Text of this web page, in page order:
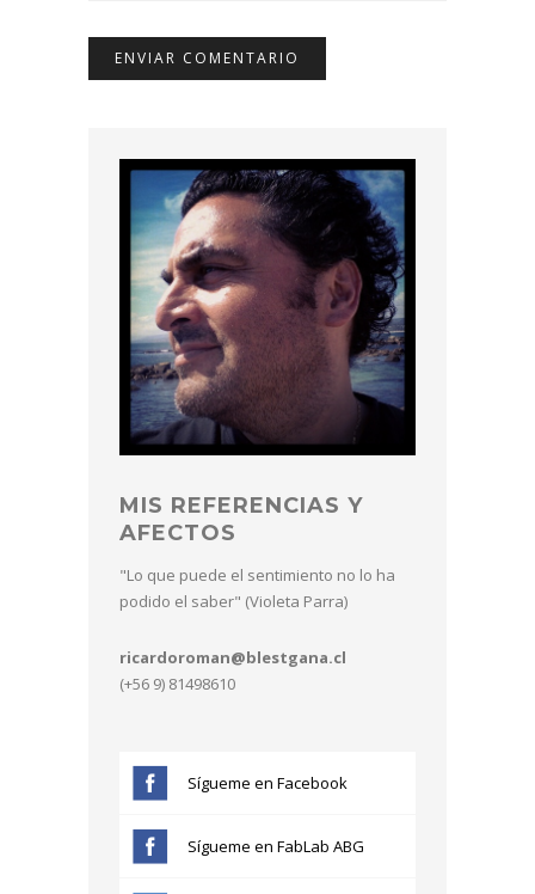
MIS REFERENCIAS Y
AFECTOS
"Lo que puede el sentimiento no lo ha
podido el saber" (Violeta Parra)
ricardoroman@blestgana.cl
(+56 9) 81498610
Sígueme en Facebook
Sígueme en FabLab ABG